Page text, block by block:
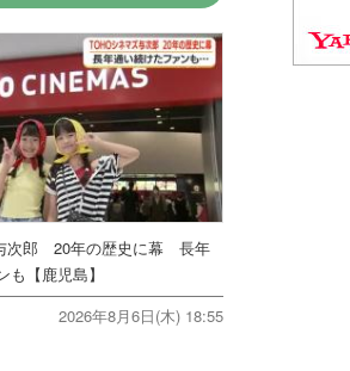
次郎 20年の歴史に幕 長年
も【鹿児島】
2026年8月6日(木) 18:55